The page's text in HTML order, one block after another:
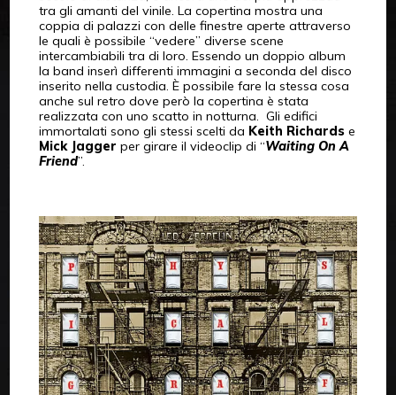
tra gli amanti del vinile. La copertina mostra una
coppia di palazzi con delle finestre aperte attraverso
le quali è possibile “vedere” diverse scene
intercambiabili tra di loro. Essendo un doppio album
la band inserì differenti immagini a seconda del disco
inserito nella custodia. È possibile fare la stessa cosa
anche sul retro dove però la copertina è stata
realizzata con uno scatto in notturna. Gli edifici
immortalati sono gli stessi scelti da Keith Richardse
Mick Jagger per girare il videoclip di “Waiting On A
Friend”.